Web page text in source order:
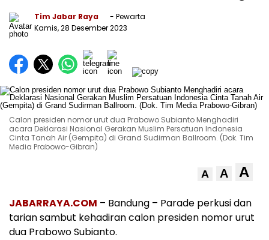
Tim Jabar Raya
- Pewarta
Kamis, 28 Desember 2023
Calon presiden nomor urut dua Prabowo Subianto Menghadiri
acara Deklarasi Nasional Gerakan Muslim Persatuan Indonesia
Cinta Tanah Air (Gempita) di Grand Sudirman Ballroom. (Dok. Tim
Media Prabowo-Gibran)
A A A
JABARRAYA.COM – Bandung – Parade perkusi dan
tarian sambut kehadiran calon presiden nomor urut
dua Prabowo Subianto.